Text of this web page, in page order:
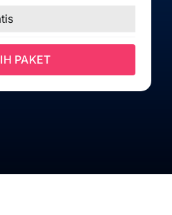
PAKET